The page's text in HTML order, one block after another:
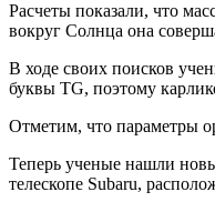
Расчеты показали, что
вокруг Солнца она
В ходе своих поисков
буквы TG, поэтому
Отметим, что параметры
Теперь ученые нашли
телескопе Subaru,